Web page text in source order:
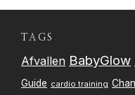
i
c
TAGS
Afvallen BabyGlow
Guide cardio training